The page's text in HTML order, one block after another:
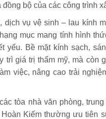
đồng bộ của các công trình
dịch vụ vệ sinh – lau kính
mục mang tính hình
yếu. Bề mặt kính sạch,
trì giá trị thẩm mỹ, mà còn
việc, nâng cao trải
tòa nhà văn phòng,
Kiếm thường ưu tiên